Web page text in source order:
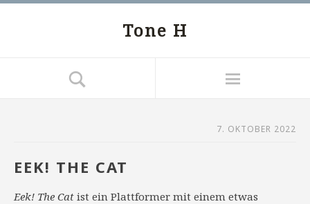
Tone H
7. OKTOBER 2022
EEK! THE CAT
Eek! The Cat ist ein Plattformer mit einem etwas